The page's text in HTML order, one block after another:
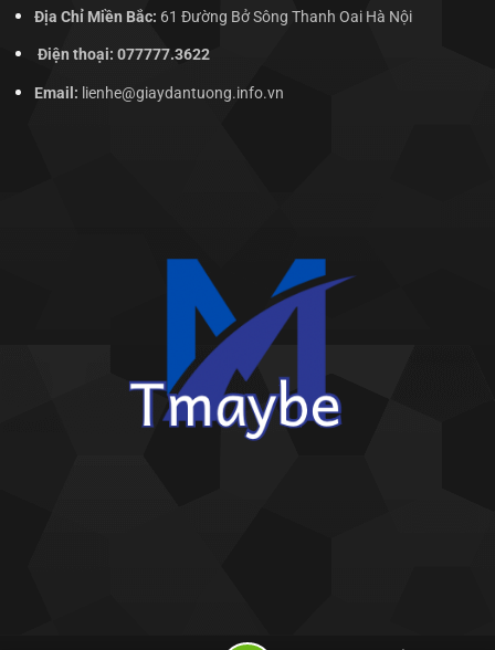
Địa Chỉ Miền Bắc: 61 Đường Bở Sông Thanh Oai Hà Nội
Điện thoại: 077777.3622
Email: lienhe@giaydantuong.info.vn